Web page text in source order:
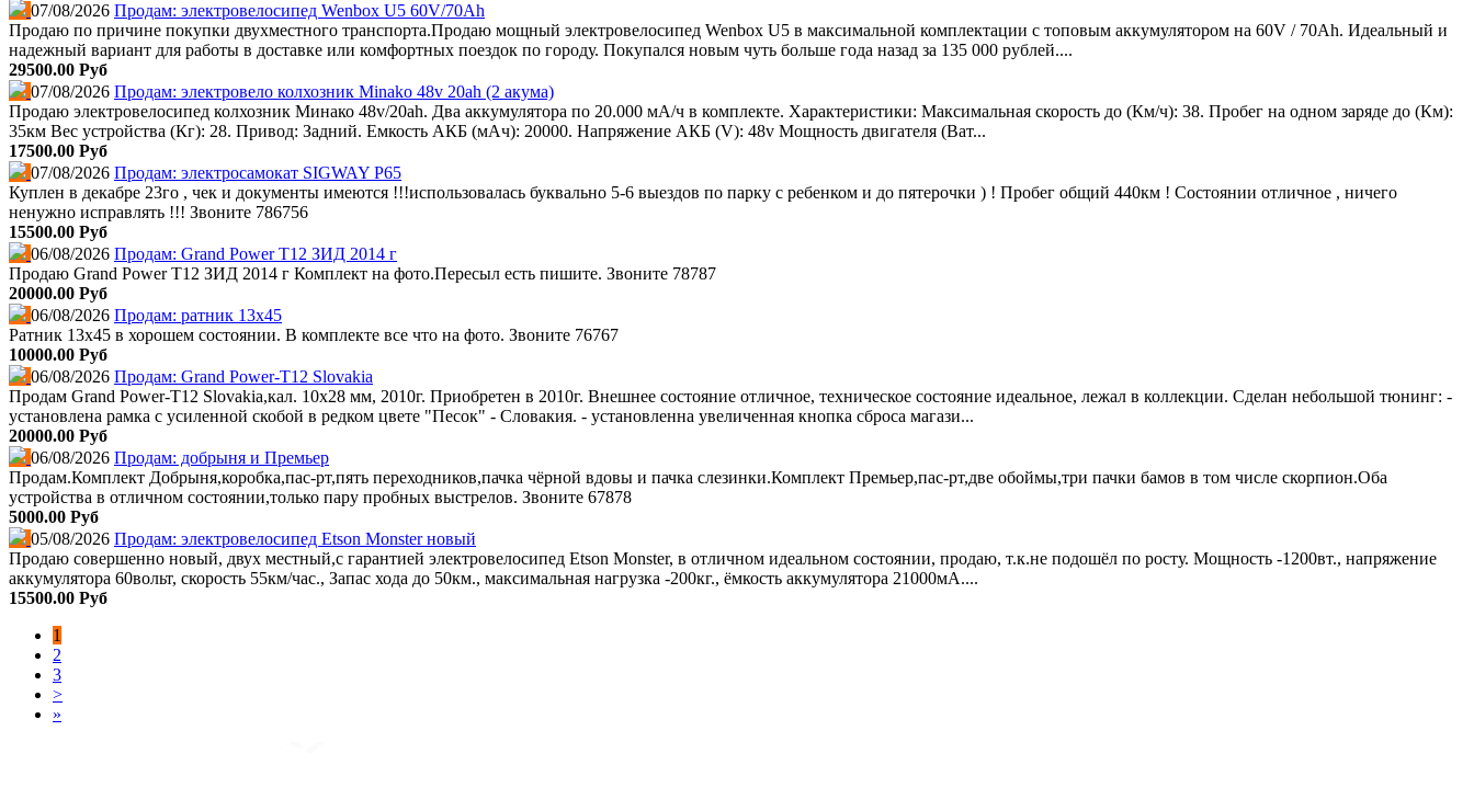
07/08/2026 Продам: электровелосипед Wenbox U5 60V/70Ah
Продаю по причине покупки двухместного транспорта.Продаю мощный электровелосипед Wenbox U5 в максимальной комплектации с топовым аккумулятором на 60V / 70Ah. Идеальный и
надежный вариант для работы в доставке или комфортных поездок по городу. Покупался новым чуть больше года назад за 135 000 рублей....
29500.00 Руб
07/08/2026 Продам: электровело колхозник Minako 48v 20ah (2 акума)
Продаю электровелосипед колхозник Минако 48v/20ah. Два аккумулятора по 20.000 мА/ч в комплекте. Характеристики: Максимальная скорость до (Км/ч): 38. Пробег на одном заряде до (Км):
35км Вес устройства (Кг): 28. Привод: Задний. Емкость АКБ (мАч): 20000. Напряжение АКБ (V): 48v Мощность двигателя (Ват...
17500.00 Руб
07/08/2026 Продам: электросамокат SIGWAY P65
Куплен в декабре 23го , чек и документы имеются !!!использовалась буквально 5-6 выездов по парку с ребенком и до пятерочки ) ! Пробег общий 440км ! Состоянии отличное , ничего
ненужно исправлять !!! Звоните 786756
15500.00 Руб
06/08/2026 Продам: Grand Power T12 ЗИД 2014 г
Продаю Grand Power T12 ЗИД 2014 г Комплект на фото.Пересыл есть пишите. Звоните 78787
20000.00 Руб
06/08/2026 Продам: ратник 13х45
Ратник 13х45 в хорошем состоянии. В комплекте все что на фото. Звоните 76767
10000.00 Руб
06/08/2026 Продам: Grand Power-T12 Slovakia
Продам Grand Power-T12 Slovakia,кал. 10х28 мм, 2010г. Приобретен в 2010г. Внешнее состояние отличное, техническое состояние идеальное, лежал в коллекции. Сделан небольшой тюнинг: -
установлена рамка с усиленной скобой в редком цвете "Песок" - Словакия. - установленна увеличенная кнопка сброса магази...
20000.00 Руб
06/08/2026 Продам: добрыня и Премьер
Продам.Комплект Добрыня,коробка,пас-рт,пять переходников,пачка чёрной вдовы и пачка слезинки.Комплект Премьер,пас-рт,две обоймы,три пачки бамов в том числе скорпион.Оба
устройства в отличном состоянии,только пару пробных выстрелов. Звоните 67878
5000.00 Руб
05/08/2026 Продам: электровелосипед Etson Monster новый
Продаю совершенно новый, двух местный,с гарантией электровелосипед Etson Monster, в отличном идеальном состоянии, продаю, т.к.не подошёл по росту. Мощность -1200вт., напряжение
аккумулятора 60вольт, скорость 55км/час., Запас хода до 50км., максимальная нагрузка -200кг., ёмкость аккумулятора 21000мА....
15500.00 Руб
1
2
3
>
»